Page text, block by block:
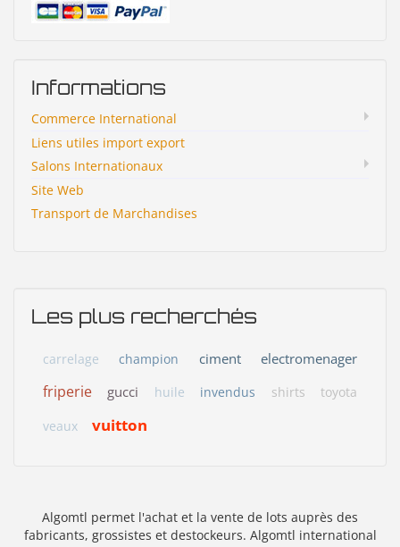
Informations
Commerce International
Liens utiles import export
Salons Internationaux
Site Web
Transport de Marchandises
Les plus recherchés
carrelage champion ciment electromenager
friperie gucci huile invendus shirts
toyota
veaux
vuitton
Algomtl permet l'achat et la vente de lots auprès des
fabricants, grossistes et destockeurs. Algomtl international